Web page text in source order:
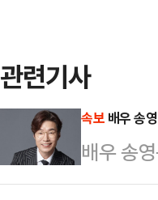
관련기사
속보 배우 송
배우 송
규가 사